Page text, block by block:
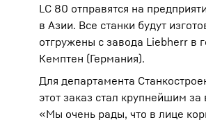
LC 80 отправятся на
в Азии. Все станки будут
отгружены с завода Liebherr в
Кемптен (Германия).
Для департамента
этот заказ стал крупнейшим за
«Мы очень рады, что в лице